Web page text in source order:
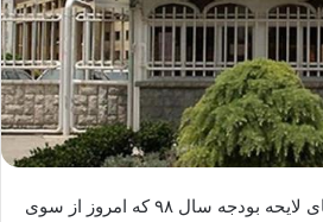
به گزارش ایسنا، بررسی‌های لایحه بودجه سال ۹۸ که امروز از سوی